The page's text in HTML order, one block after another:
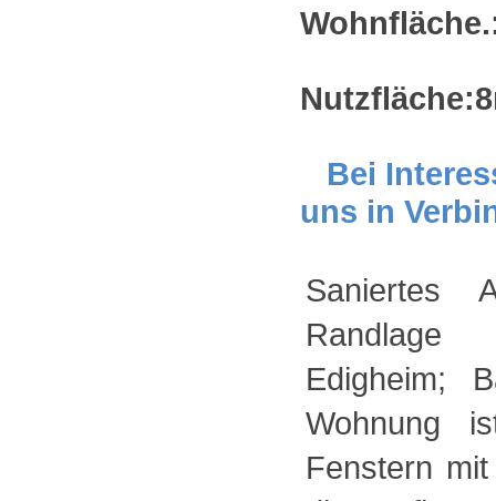
Bei
uns in
Saniertes
Randlage
Edigheim;
Wohnung
Fenstern